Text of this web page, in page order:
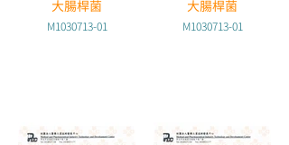
大腸桿菌
M1030713-01
大腸桿菌
M1030713-01